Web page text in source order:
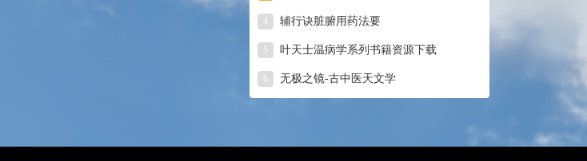
4 辅行诀脏腑用药法要
5 叶天士温病学系列书籍资源下载
6 无极之镜-古中医天文学